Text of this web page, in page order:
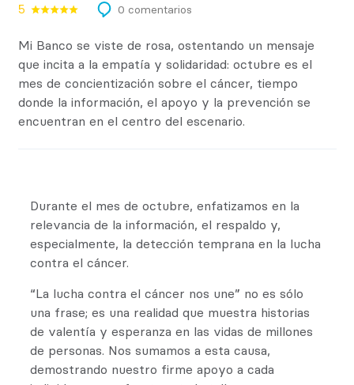
5 0 comentarios
Mi Banco se viste de rosa, ostentando un mensaje
que incita a la empatía y solidaridad: octubre es el
mes de concientización sobre el cáncer, tiempo
donde la información, el apoyo y la prevención se
encuentran en el centro del escenario.
Durante el mes de octubre, enfatizamos en la
relevancia de la información, el respaldo y,
especialmente, la detección temprana en la lucha
contra el cáncer.
“La lucha contra el cáncer nos une” no es sólo
una frase; es una realidad que muestra historias
de valentía y esperanza en las vidas de millones
de personas. Nos sumamos a esta causa,
demostrando nuestro firme apoyo a cada